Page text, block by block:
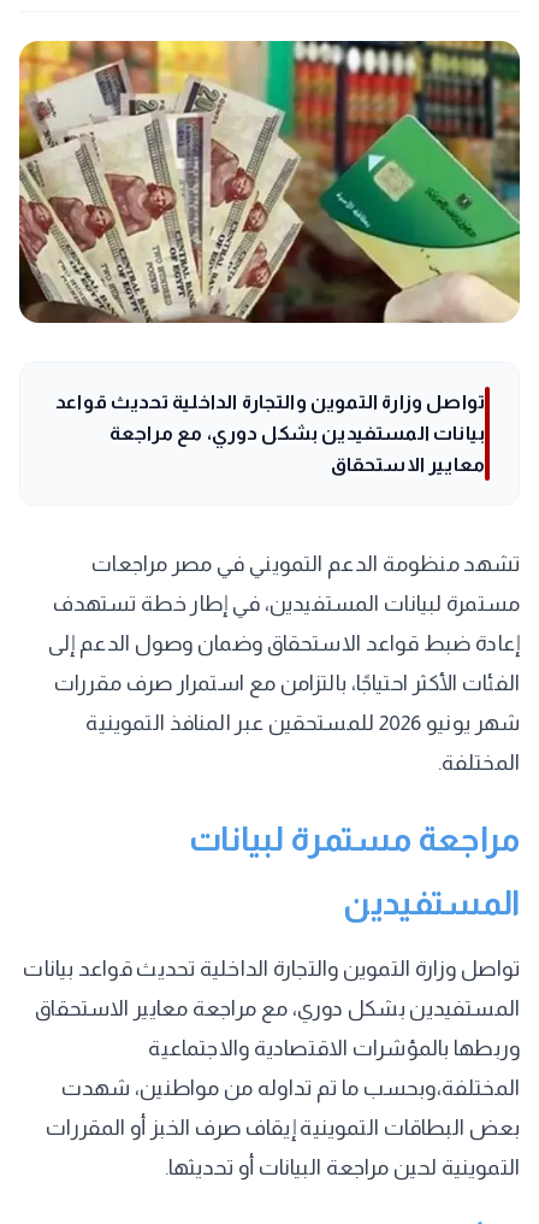
تواصل وزارة التموين والتجارة الداخلية تحديث قواعد
بيانات المستفيدين بشكل دوري، مع مراجعة
معايير الاستحقاق
تشهد منظومة الدعم التمويني في مصر مراجعات
مستمرة لبيانات المستفيدين، في إطار خطة تستهدف
إعادة ضبط قواعد الاستحقاق وضمان وصول الدعم إلى
الفئات الأكثر احتياجًا، بالتزامن مع استمرار صرف مقررات
شهر يونيو 2026 للمستحقين عبر المنافذ التموينية
المختلفة.
مراجعة مستمرة لبيانات
المستفيدين
تواصل وزارة التموين والتجارة الداخلية تحديث قواعد بيانات
المستفيدين بشكل دوري، مع مراجعة معايير الاستحقاق
وربطها بالمؤشرات الاقتصادية والاجتماعية
المختلفة،وبحسب ما تم تداوله من مواطنين، شهدت
بعض البطاقات التموينية إيقاف صرف الخبز أو المقررات
التموينية لحين مراجعة البيانات أو تحديثها.